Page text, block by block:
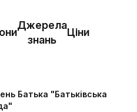
Джерела
знань
Ціни
Батька "Батьківська